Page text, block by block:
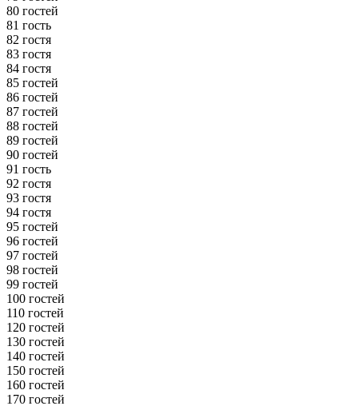
80 гостей
81 гость
82 гостя
83 гостя
84 гостя
85 гостей
86 гостей
87 гостей
88 гостей
89 гостей
90 гостей
91 гость
92 гостя
93 гостя
94 гостя
95 гостей
96 гостей
97 гостей
98 гостей
99 гостей
100 гостей
110 гостей
120 гостей
130 гостей
140 гостей
150 гостей
160 гостей
170 гостей